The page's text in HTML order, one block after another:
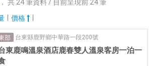
銷
各
國
實
， 共 24 筆資料 / 目前呈現前 24 筆
價格
部 台東縣鹿野鄉中華路一段200號
東鹿鳴溫泉酒店鹿春雙人溫泉客房一泊一